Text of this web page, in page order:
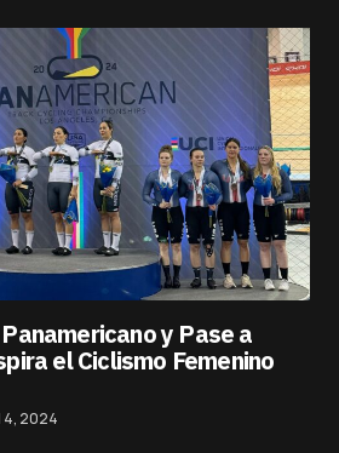
y Pase a
el Ciclismo Femenino
4, 2024